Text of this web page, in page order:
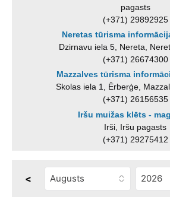
pagasts
(+371) 29892925
Neretas tūrisma
Dzirnavu iela 5, Nereta,
(+371) 26674300
Mazzalves tūrisma
Skolas iela 1, Ērberģe,
(+371) 26156535
Iršu muižas klēts -
Irši, Iršu pagasts
(+371) 29275412
<